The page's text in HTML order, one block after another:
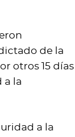
de la
otros 15 días
a la
a la